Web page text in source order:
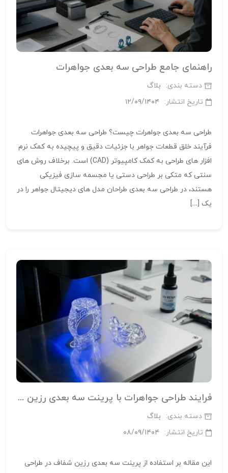
راهنمای جامع طراحی سه‌ بعدی جواهرات
دسته بندی:
بلاگ
تاریخ انتشار: ۱۲/۰۹/۱۴۰۴
طراحی سه‌ بعدی جواهرات چیست؟ طراحی سه‌ بعدی جواهرات
فرآیند خلق قطعات جواهر با جزئیات دقیق و پیچیده به کمک نرم‌
افزار های طراحی به کمک کامپیوتر (CAD) است. برخلاف روش‌ های
سنتی که متکی بر طراحی دستی یا مجسمه‌ سازی فیزیکی
هستند، در طراحی سه‌ بعدی طراحان مدل‌ های دیجیتال جواهر را در
یک […]
فرایند طراحی جواهرات با پرینت سه‌ بعدی رزین شفاف
دسته بندی:
بلاگ
تاریخ انتشار: ۰۸/۰۹/۱۴۰۴
این مقاله بر استفاده از پرینت سه‌ بعدی رزین شفاف در طراحی